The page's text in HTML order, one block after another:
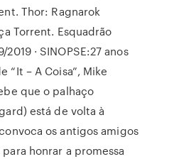
Thor: Ragnarok
Torrent. Esquadrão
· SINOPSE:27 anos
“It – A Coisa”, Mike
que o palhaço
está de volta à
os antigos amigos
honrar a promessa